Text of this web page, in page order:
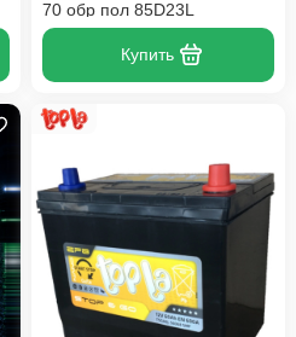
70 обр пол 85D23L
Купить